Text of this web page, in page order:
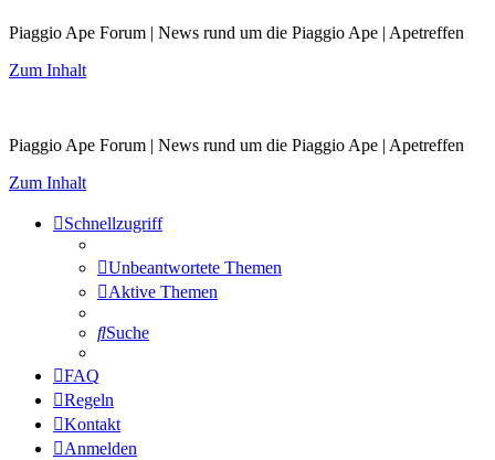
Piaggio Ape Forum | News rund um die Piaggio Ape | Apetreffen
Zum Inhalt
Piaggio Ape Forum | News rund um die Piaggio Ape | Apetreffen
Zum Inhalt
Schnellzugriff
Unbeantwortete Themen
Aktive Themen
Suche
FAQ
Regeln
Kontakt
Anmelden